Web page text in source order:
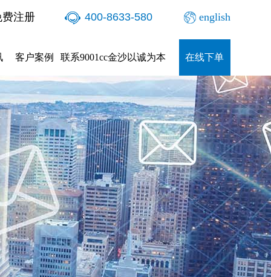
费注册 400-8633-580 english
客户案例 联系9001cc金沙以诚为本 在线下单